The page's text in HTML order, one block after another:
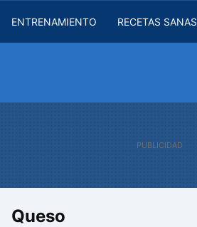
ENTRENAMIENTO RECETAS SANAS
Queso